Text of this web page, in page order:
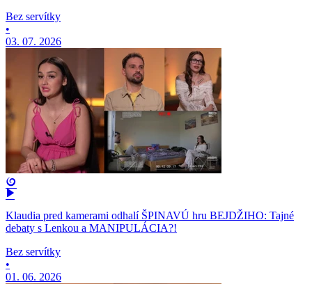
Bez servítky
•
03. 07. 2026
Klaudia pred kamerami odhalí ŠPINAVÚ hru BEJDŽIHO: Tajné
debaty s Lenkou a MANIPULÁCIA?!
Bez servítky
•
01. 06. 2026